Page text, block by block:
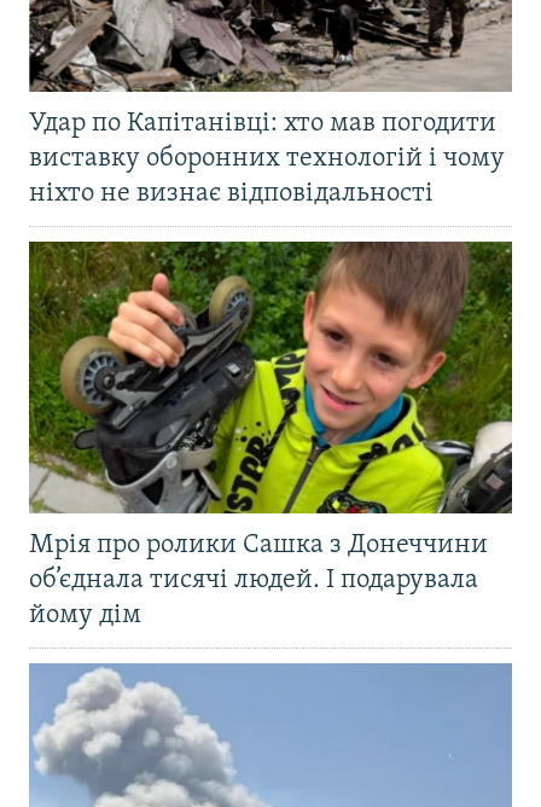
Удар по Капітанівці: хто мав погодити
виставку оборонних технологій і чому
ніхто не визнає відповідальності
Мрія про ролики Сашка з Донеччини
об’єднала тисячі людей. І подарувала
йому дім